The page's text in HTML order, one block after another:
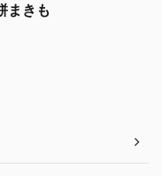
まきも